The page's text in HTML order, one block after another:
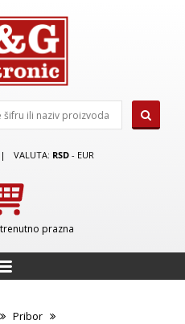
| VALUTA: RSD - EUR
prazna
Pribor